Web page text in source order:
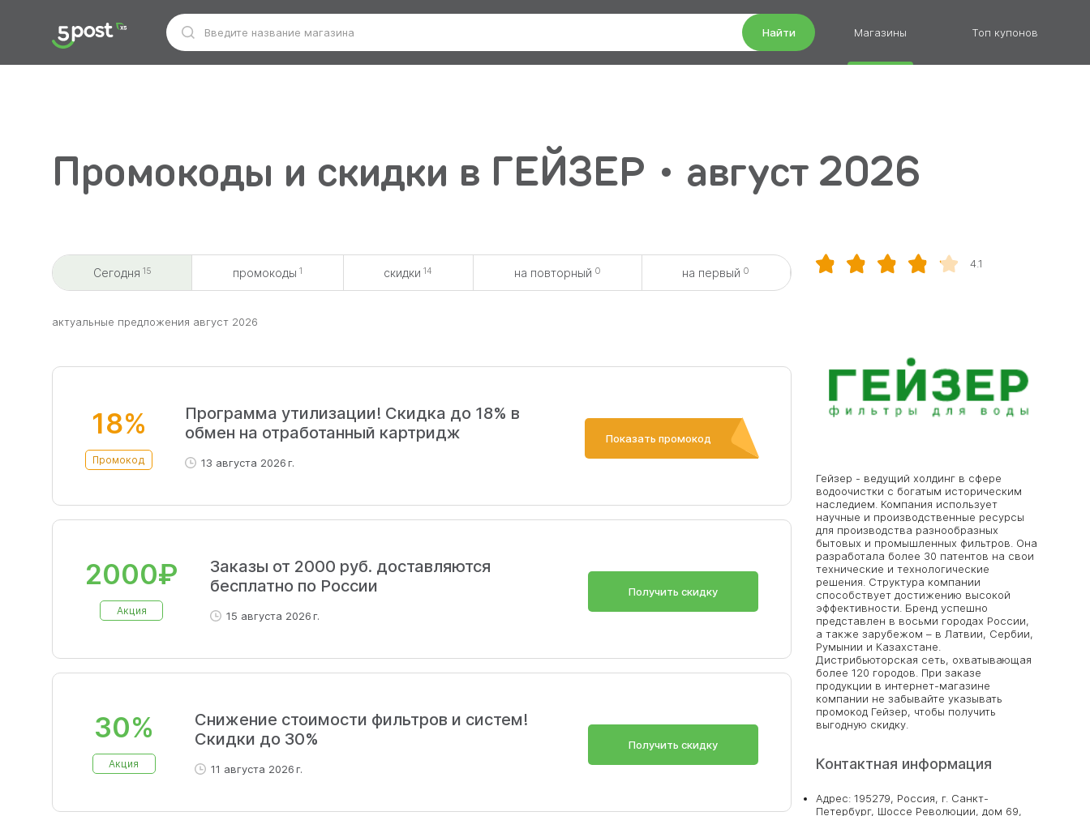
Найти Магазины Топ купонов
Промокоды и скидки в ГЕЙЗЕР • август 2026
Сегодня 15 промокоды 1 скидки 14 на повторный 0 на первый 0
aктуальные предложения август 2026
18%
Промокод
Программа утилизации! Скидка до 18% в
обмен на отработанный картридж
13 августа 2026 г.
Показать промокод
2000₽
Акция
Заказы от 2000 руб. доставляются
бесплатно по России
15 августа 2026 г.
Получить скидку
30%
Акция
Снижение стоимости фильтров и систем!
Скидки до 30%
11 августа 2026 г.
Получить скидку
4.1
Гейзер - ведущий холдинг в сфере
водоочистки с богатым историческим
наследием. Компания использует
научные и производственные ресурсы
для производства разнообразных
бытовых и промышленных фильтров. Она
разработала более 30 патентов на свои
технические и технологические
решения. Структура компании
способствует достижению высокой
эффективности. Бренд успешно
представлен в восьми городах России,
а также зарубежом – в Латвии, Сербии,
Румынии и Казахстане.
Дистрибьюторская сеть, охватывающая
более 120 городов. При заказе
продукции в интернет-магазине
компании не забывайте указывать
промокод Гейзер, чтобы получить
выгодную скидку.
Контактная информация
Адрес: 195279, Россия, г. Санкт-
Петербург, Шоссе Революции, дом 69,